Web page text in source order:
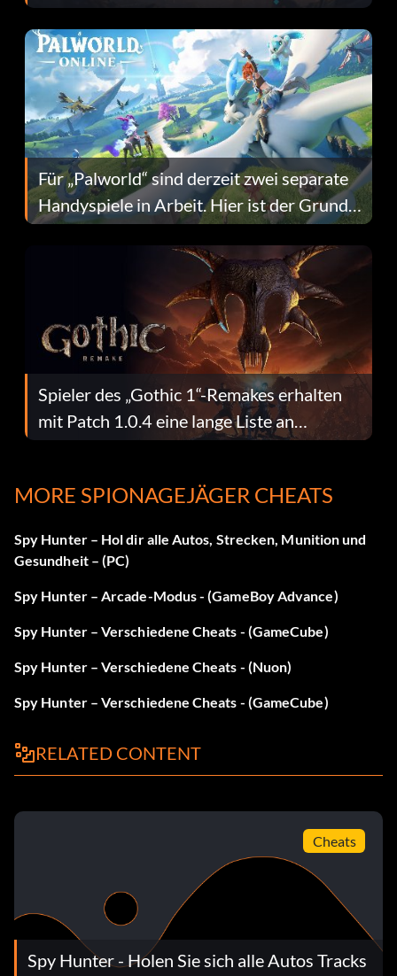
Fans Are Hopeful
Für „Palworld“ sind derzeit zwei separate
Handyspiele in Arbeit. Hier ist der Grund
dafür.
Spieler des „Gothic 1“-Remakes erhalten
mit Patch 1.0.4 eine lange Liste an
Fehlerbehebungen
MORE SPIONAGEJÄGER CHEATS
Spy Hunter – Hol dir alle Autos, Strecken, Munition und
Gesundheit – (PC)
Spy Hunter – Arcade-Modus - (GameBoy Advance)
Spy Hunter – Verschiedene Cheats - (GameCube)
Spy Hunter – Verschiedene Cheats - (Nuon)
Spy Hunter – Verschiedene Cheats - (GameCube)
RELATED CONTENT
Cheats
Spy Hunter - Holen Sie sich alle Autos Tracks